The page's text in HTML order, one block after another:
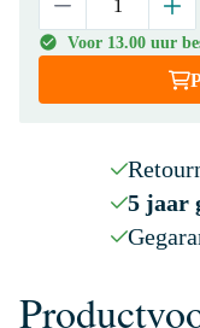
Voor 13.00 uur
5 jaar